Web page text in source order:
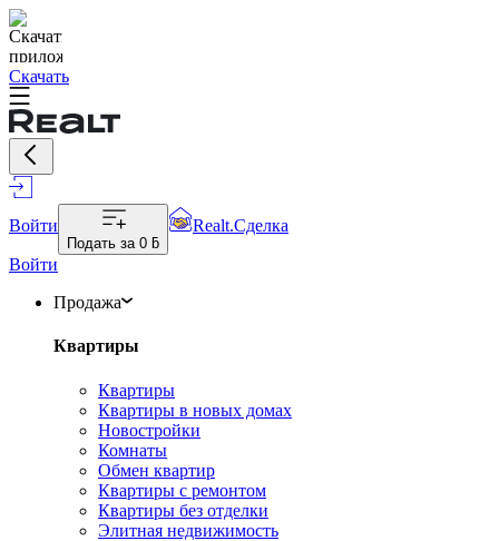
Скачать
Войти
Подать за 0 ƃ
Realt.Сделка
Войти
Продажа
Квартиры
Квартиры
Квартиры в новых домах
Новостройки
Комнаты
Обмен квартир
Квартиры с ремонтом
Квартиры без отделки
Элитная недвижимость